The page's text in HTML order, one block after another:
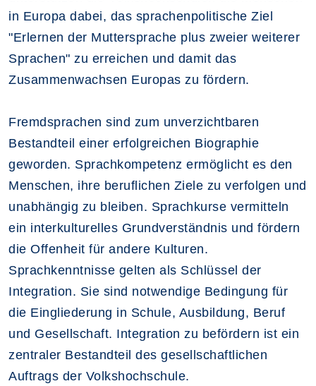
in Europa dabei, das sprachenpolitische Ziel
"Erlernen der Muttersprache plus zweier weiterer
Sprachen" zu erreichen und damit das
Zusammenwachsen Europas zu fördern.
Fremdsprachen sind zum unverzichtbaren
Bestandteil einer erfolgreichen Biographie
geworden. Sprachkompetenz ermöglicht es den
Menschen, ihre beruflichen Ziele zu verfolgen und
unabhängig zu bleiben. Sprachkurse vermitteln
ein interkulturelles Grundverständnis und fördern
die Offenheit für andere Kulturen.
Sprachkenntnisse gelten als Schlüssel der
Integration. Sie sind notwendige Bedingung für
die Eingliederung in Schule, Ausbildung, Beruf
und Gesellschaft. Integration zu befördern ist ein
zentraler Bestandteil des gesellschaftlichen
Auftrags der Volkshochschule.